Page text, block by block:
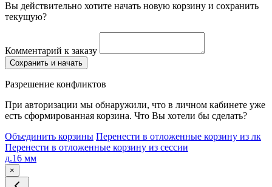
Вы действительно хотите начать новую корзину и сохранить
текущую?
Комментарий к заказу
Сохранить и начать
Разрешение конфликтов
При авторизации мы обнаружили, что в личном кабинете уже
есть сформированная корзина. Что Вы хотели бы сделать?
Объединить корзины Перенести в отложенные корзину из лк
Перенести в отложенные корзину из сессии
д.16 мм
×